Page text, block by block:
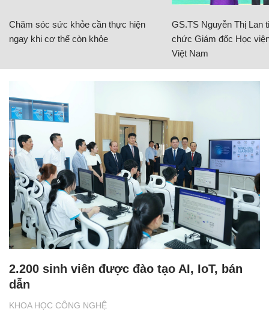
Chăm sóc sức khỏe cần thực hiện
ngay khi cơ thể còn khỏe
GS.TS Nguyễn Thị Lan
chức Giám đốc Học
Việt Nam
KHOA HỌC CÔNG NGHỆ
2.200 sinh viên được đào tạo AI, IoT, bán
dẫn